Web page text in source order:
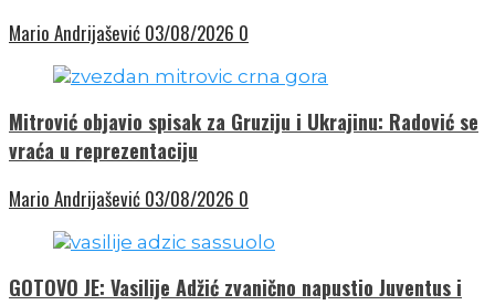
Mario Andrijašević 03/08/2026 0
Mitrović objavio spisak za Gruziju i Ukrajinu: Radović se
vraća u reprezentaciju
Mario Andrijašević 03/08/2026 0
GOTOVO JE: Vasilije Adžić zvanično napustio Juventus i